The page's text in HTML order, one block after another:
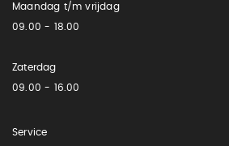
Maandag t/m vrijdag
09.00 - 18.00
Zaterdag
09.00 - 16.00
Service